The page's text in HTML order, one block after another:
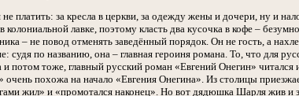
не платить: за кресла в церкви, за одежду жены и дочери, ну и
лавке, поэтому класть два кусочка в кофе –
– не повод отменять заведённый порядок. Он не гость, а
по названию, она – главная героиня романа. То, что для
потом тоже, главный русский роман «Евгений Онегин» читался
очень похожа на начало «Евгения Онегина». Из столицы
жил» и «промотался наконец». Но вот дядюшка Шарля жив и